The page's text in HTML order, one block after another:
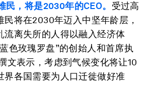
民，将是2030年的CEO。 受过高
民将在2030年迈入中坚年龄层，
流离失所的人得以融入经济体
色玫瑰罗盘”的创始人和首席执
文表示，考虑到气候变化将让10
界各国需要为人口迁徙做好准